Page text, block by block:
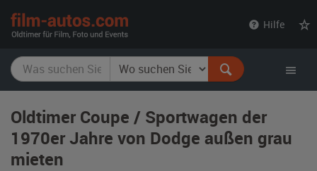
Hilfe
Oldtimer Coupe / Sportwagen der
1970er Jahre von Dodge außen grau
mieten